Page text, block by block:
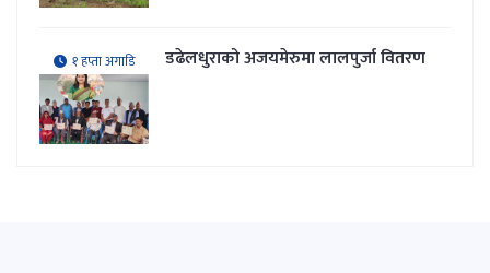
१ हप्ता अगाडि डढेलधुराको अजयमेरुमा लालपुर्जा वितरण